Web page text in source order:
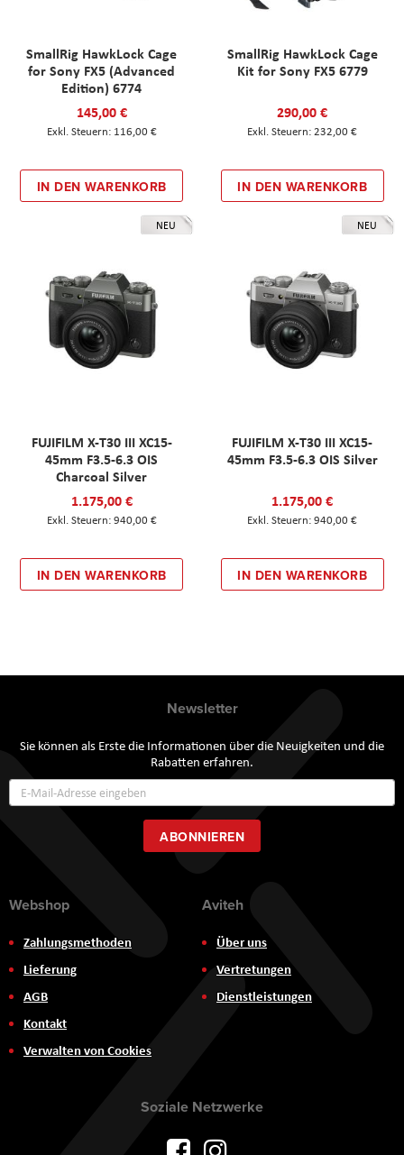
SmallRig HawkLock Cage
for Sony FX5 (Advanced
Edition) 6774
145,00 €
116,00 €
IN DEN WARENKORB
SmallRig HawkLock Cage
Kit for Sony FX5 6779
290,00 €
232,00 €
IN DEN WARENKORB
NEU
FUJIFILM X-T30 III XC15-
45mm F3.5-6.3 OIS
Charcoal Silver
1.175,00 €
940,00 €
IN DEN WARENKORB
NEU
FUJIFILM X-T30 III XC15-
45mm F3.5-6.3 OIS Silver
1.175,00 €
940,00 €
IN DEN WARENKORB
Newsletter
Sie können als Erste die Informationen über die Neuigkeiten und die
Rabatten erfahren.
zum
Newsletter:
ABONNIEREN
Webshop
Zahlungsmethoden
Lieferung
AGB
Kontakt
Verwalten von Cookies
Aviteh
Über uns
Vertretungen
Dienstleistungen
Soziale Netzwerke